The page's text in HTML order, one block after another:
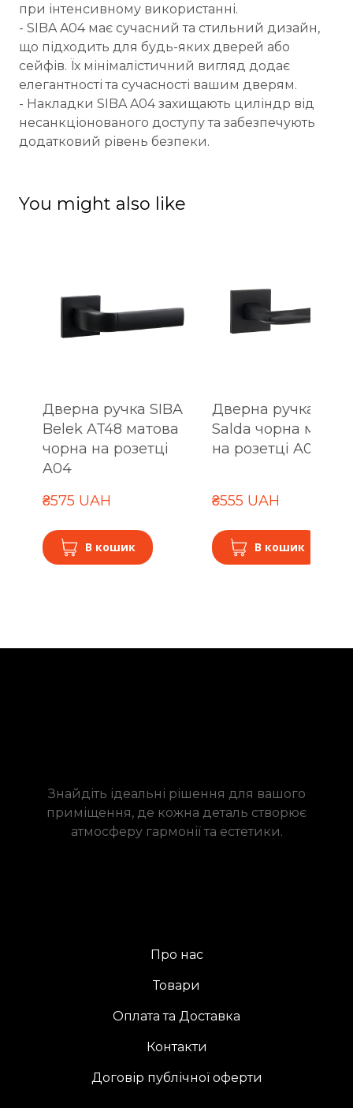
при інтенсивному використанні.
- SIBA A04 має сучасний та стильний дизайн,
що підходить для будь-яких дверей або
сейфів. Їх мінімалістичний вигляд додає
елегантності та сучасності вашим дверям.
- Накладки SIBA A04 захищають циліндр від
несанкціонованого доступу та забезпечують
додатковий рівень безпеки.
You might also like
Дверна ручка SIBA
Belek AT48 матова
чорна на розетці
A04
₴575 UAH
В кошик
Дверна ручка SIBA
Salda чорна
на розетці A04
₴555 UAH
В кошик
Знайдіть ідеальні рішення для вашого
приміщення, де кожна деталь створює
атмосферу гармонії та естетики.
Про нас
Товари
Оплата та Доставка
Контакти
Договір публічної оферти